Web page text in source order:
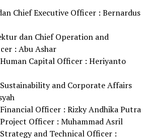
Chief Executive Officer : Bernardus
dan Chief Operation and
: Abu Ashar
Capital Officer : Heriyanto
and Corporate Affairs
Officer : Rizky Andhika Putra
Officer : Muhammad Asril
and Technical Officer :